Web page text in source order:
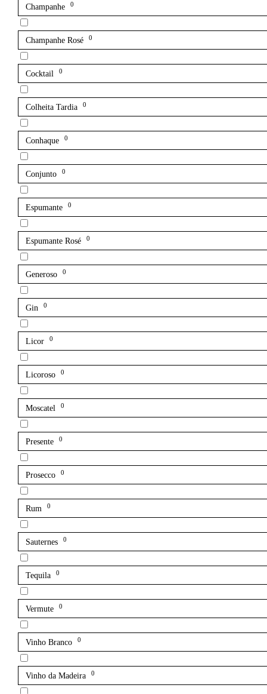
Champanhe 0
Champanhe Rosé 0
Cocktail 0
Colheita Tardia 0
Conhaque 0
Conjunto 0
Espumante 0
Espumante Rosé 0
Generoso 0
Gin 0
Licor 0
Licoroso 0
Moscatel 0
Presente 0
Prosecco 0
Rum 0
Sauternes 0
Tequila 0
Vermute 0
Vinho Branco 0
Vinho da Madeira 0